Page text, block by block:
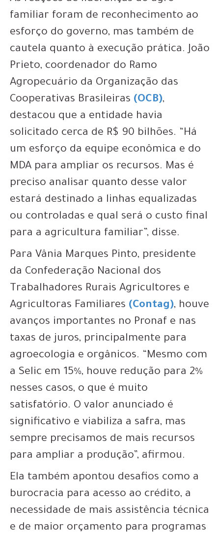
familiar foram de reconhecimento ao
esforço do governo, mas também de
cautela quanto à execução prática. João
Prieto, coordenador do Ramo
Agropecuário da Organização das
Cooperativas Brasileiras (OCB),
destacou que a entidade havia
solicitado cerca de R$ 90 bilhões. “Há
um esforço da equipe econômica e do
MDA para ampliar os recursos. Mas é
preciso analisar quanto desse valor
estará destinado a linhas equalizadas
ou controladas e qual será o custo final
para a agricultura familiar”, disse.
Para Vânia Marques Pinto, presidente
da Confederação Nacional dos
Trabalhadores Rurais Agricultores e
Agricultoras Familiares (Contag), houve
avanços importantes no Pronaf e nas
taxas de juros, principalmente para
agroecologia e orgânicos. “Mesmo com
a Selic em 15%, houve redução para 2%
nesses casos, o que é muito
satisfatório. O valor anunciado é
significativo e viabiliza a safra, mas
sempre precisamos de mais recursos
para ampliar a produção”, afirmou.
Ela também apontou desafios como a
burocracia para acesso ao crédito, a
necessidade de mais assistência técnica
e de maior orçamento para programas